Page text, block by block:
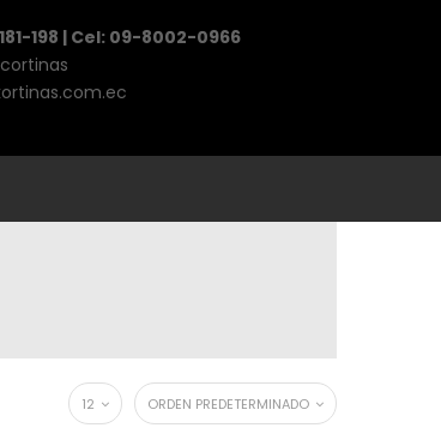
198 | Cel: 09-8002-0966
ORDEN PREDETERMINADO
12